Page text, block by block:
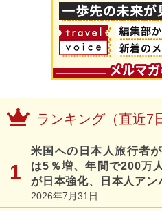
ランキング（直近7
米国への日本人旅行者
は5％増、年間で200万
が日本強化、日本人アン
2026年7月31日